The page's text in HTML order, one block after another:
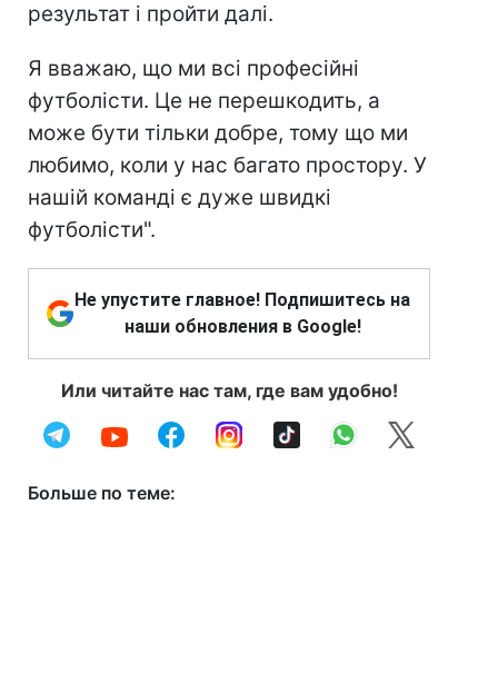
результат і пройти далі.
Я вважаю, що ми всі професійні
футболісти. Це не перешкодить, а
може бути тільки добре, тому що ми
любимо, коли у нас багато простору. У
нашій команді є дуже швидкі
футболісти".
Не упустите главное! Подпишитесь на
наши обновления в Google!
Или читайте нас там, где вам удобно!
Больше по теме: